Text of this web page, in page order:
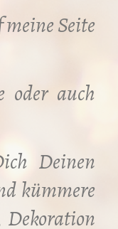
Seite
oder auch
Deinen
kümmere